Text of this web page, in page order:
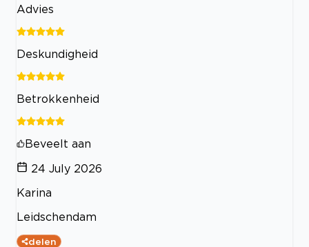
Advies
Deskundigheid
Betrokkenheid
Beveelt aan
24 July 2026
Karina
Leidschendam
delen